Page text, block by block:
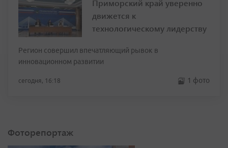
Приморский край уверенно
движется к
технологическому лидерству
Регион совершил впечатляющий рывок в
инновационном развитии
сегодня, 16:18 1 фото
Фоторепортаж